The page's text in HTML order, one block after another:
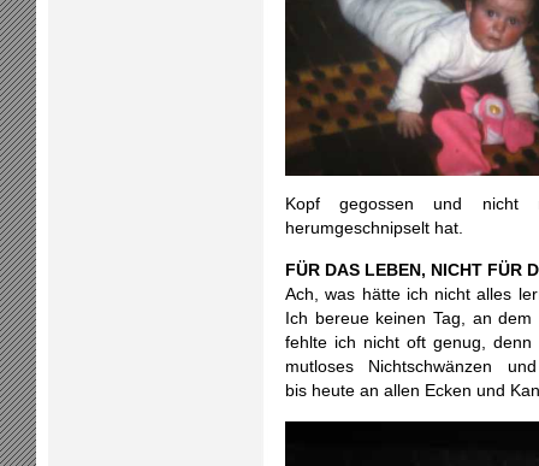
Kopf gegossen und nicht
herumgeschnipselt hat.
FÜR DAS LEBEN, NICHT FÜR
Ach, was hätte ich nicht alles
Ich bereue keinen Tag, an
fehlte ich nicht oft genug, denn
mutloses Nichtschwänzen
bis heute an allen Ecken und